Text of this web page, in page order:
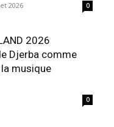
2026 0
2026
Djerba comme
musique
0